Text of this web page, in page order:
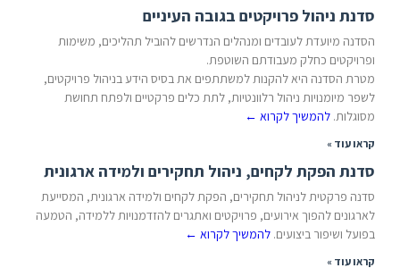
סדנת ניהול פרויקטים בגובה העיניים
הסדנה מיועדת לעובדים ומנהלים הנדרשים להוביל תהליכים, משימות
ופרויקטים כחלק מעבודתם השוטפת.
מטרת הסדנה היא להקנות למשתתפים את בסיס הידע בניהול פרויקטים,
לשפר מיומנויות ניהול רלוונטיות, לתת כלים פרקטיים ולפתח תחושת
מסוגלות. להמשיך לקרוא ←
קראו עוד »
סדנת הפקת לקחים, ניהול תחקירים ולמידה ארגונית
סדנה פרקטית לניהול תחקירים, הפקת לקחים ולמידה ארגונית, המסייעת
לארגונים להפוך אירועים, פרויקטים ואתגרים להזדמנויות ללמידה, הטמעה
בפועל ושיפור ביצועים. להמשיך לקרוא ←
קראו עוד »